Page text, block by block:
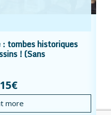
: tombes historiques
! (Sans
15€
more